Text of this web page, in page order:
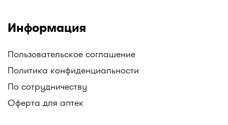
Информация
Пользовательское соглашение
Политика конфиденциальности
По сотрудничеству
Оферта для аптек